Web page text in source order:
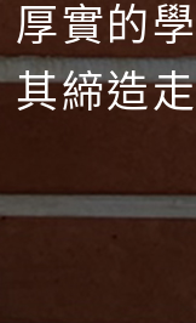
厚實的
其締造